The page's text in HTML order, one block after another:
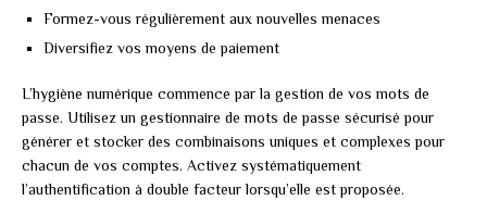
Formez-vous régulièrement aux nouvelles menaces
Diversifiez vos moyens de paiement
L’hygiène numérique commence par la gestion de vos mots de
passe. Utilisez un gestionnaire de mots de passe sécurisé pour
générer et stocker des combinaisons uniques et complexes pour
chacun de vos comptes. Activez systématiquement
l’authentification à double facteur lorsqu’elle est proposée.